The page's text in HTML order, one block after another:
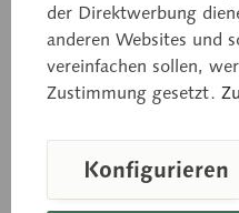
Gehörorgan
ca. 3fach vergrößert, aus
SOMSO-Plast®.
Wand des Gehörganges sind
abnehmbar, Labyrinth mit
Steigbügel zum...
Preis auf Anfrage
der Direktwerbung
anderen Websites und
vereinfachen sollen,
Zustimmung gesetzt.
Konfigurieren